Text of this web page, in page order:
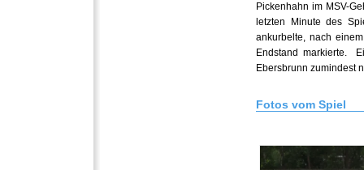
Pickenhahn im MSV-
letzten Minute des
ankurbelte, nach
Endstand markierte.
Ebersbrunn zumindest
Fotos vom Spiel